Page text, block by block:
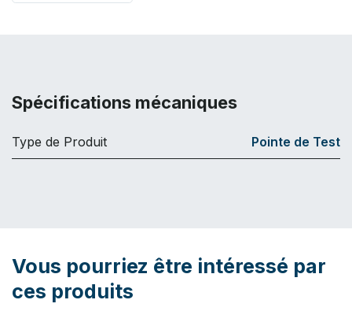
Spécifications mécaniques
Type de Produit Pointe de Test
Vous pourriez être intéressé par
ces produits